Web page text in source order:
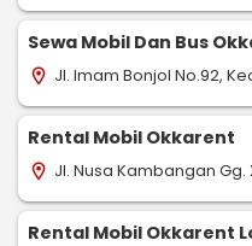
Sewa Mobil Dan Bus
location_on Jl. Imam Bonjol No.92,
Rental Mobil Okkarent
location_on Jl. Nusa Kambangan Gg.
Rental Mobil Okkarent